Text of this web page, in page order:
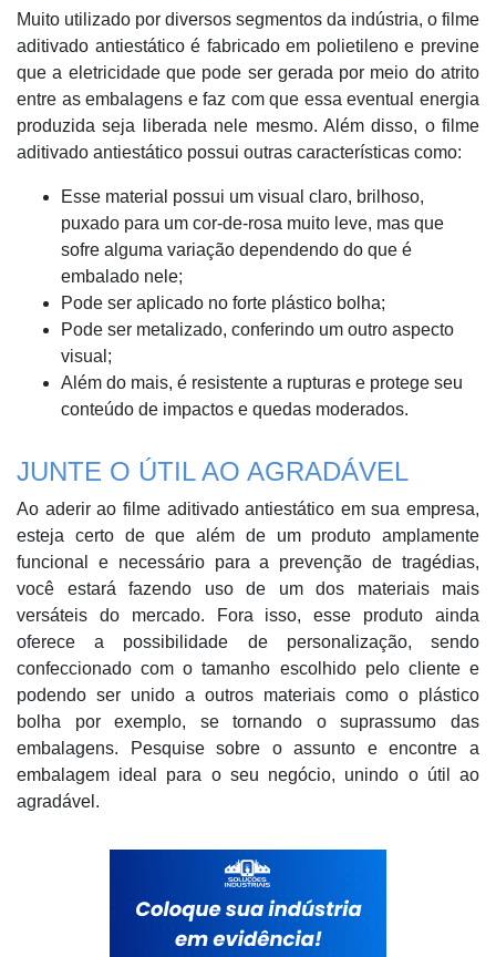
Muito utilizado por diversos segmentos da indústria, o filme
aditivado antiestático é fabricado em polietileno e previne
que a eletricidade que pode ser gerada por meio do atrito
entre as embalagens e faz com que essa eventual energia
produzida seja liberada nele mesmo. Além disso, o filme
aditivado antiestático possui outras características como:
Esse material possui um visual claro, brilhoso,
puxado para um cor-de-rosa muito leve, mas que
sofre alguma variação dependendo do que é
embalado nele;
Pode ser aplicado no forte plástico bolha;
Pode ser metalizado, conferindo um outro aspecto
visual;
Além do mais, é resistente a rupturas e protege seu
conteúdo de impactos e quedas moderados.
JUNTE O ÚTIL AO AGRADÁVEL
Ao aderir ao filme aditivado antiestático em sua empresa,
esteja certo de que além de um produto amplamente
funcional e necessário para a prevenção de tragédias,
você estará fazendo uso de um dos materiais mais
versáteis do mercado. Fora isso, esse produto ainda
oferece a possibilidade de personalização, sendo
confeccionado com o tamanho escolhido pelo cliente e
podendo ser unido a outros materiais como o plástico
bolha por exemplo, se tornando o suprassumo das
embalagens. Pesquise sobre o assunto e encontre a
embalagem ideal para o seu negócio, unindo o útil ao
agradável.